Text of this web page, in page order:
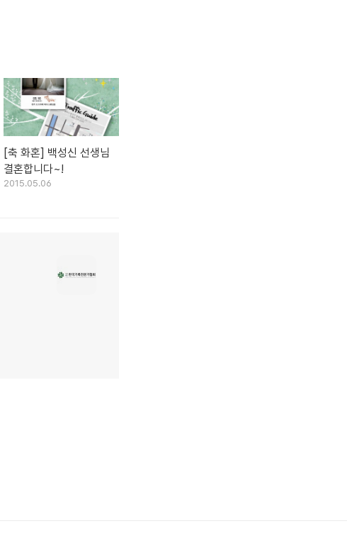
[축 화혼] 백성신 선생님
결혼합니다~!
2015.05.06